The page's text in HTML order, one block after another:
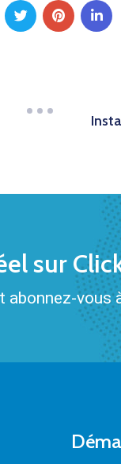
sur
abonnez-vous